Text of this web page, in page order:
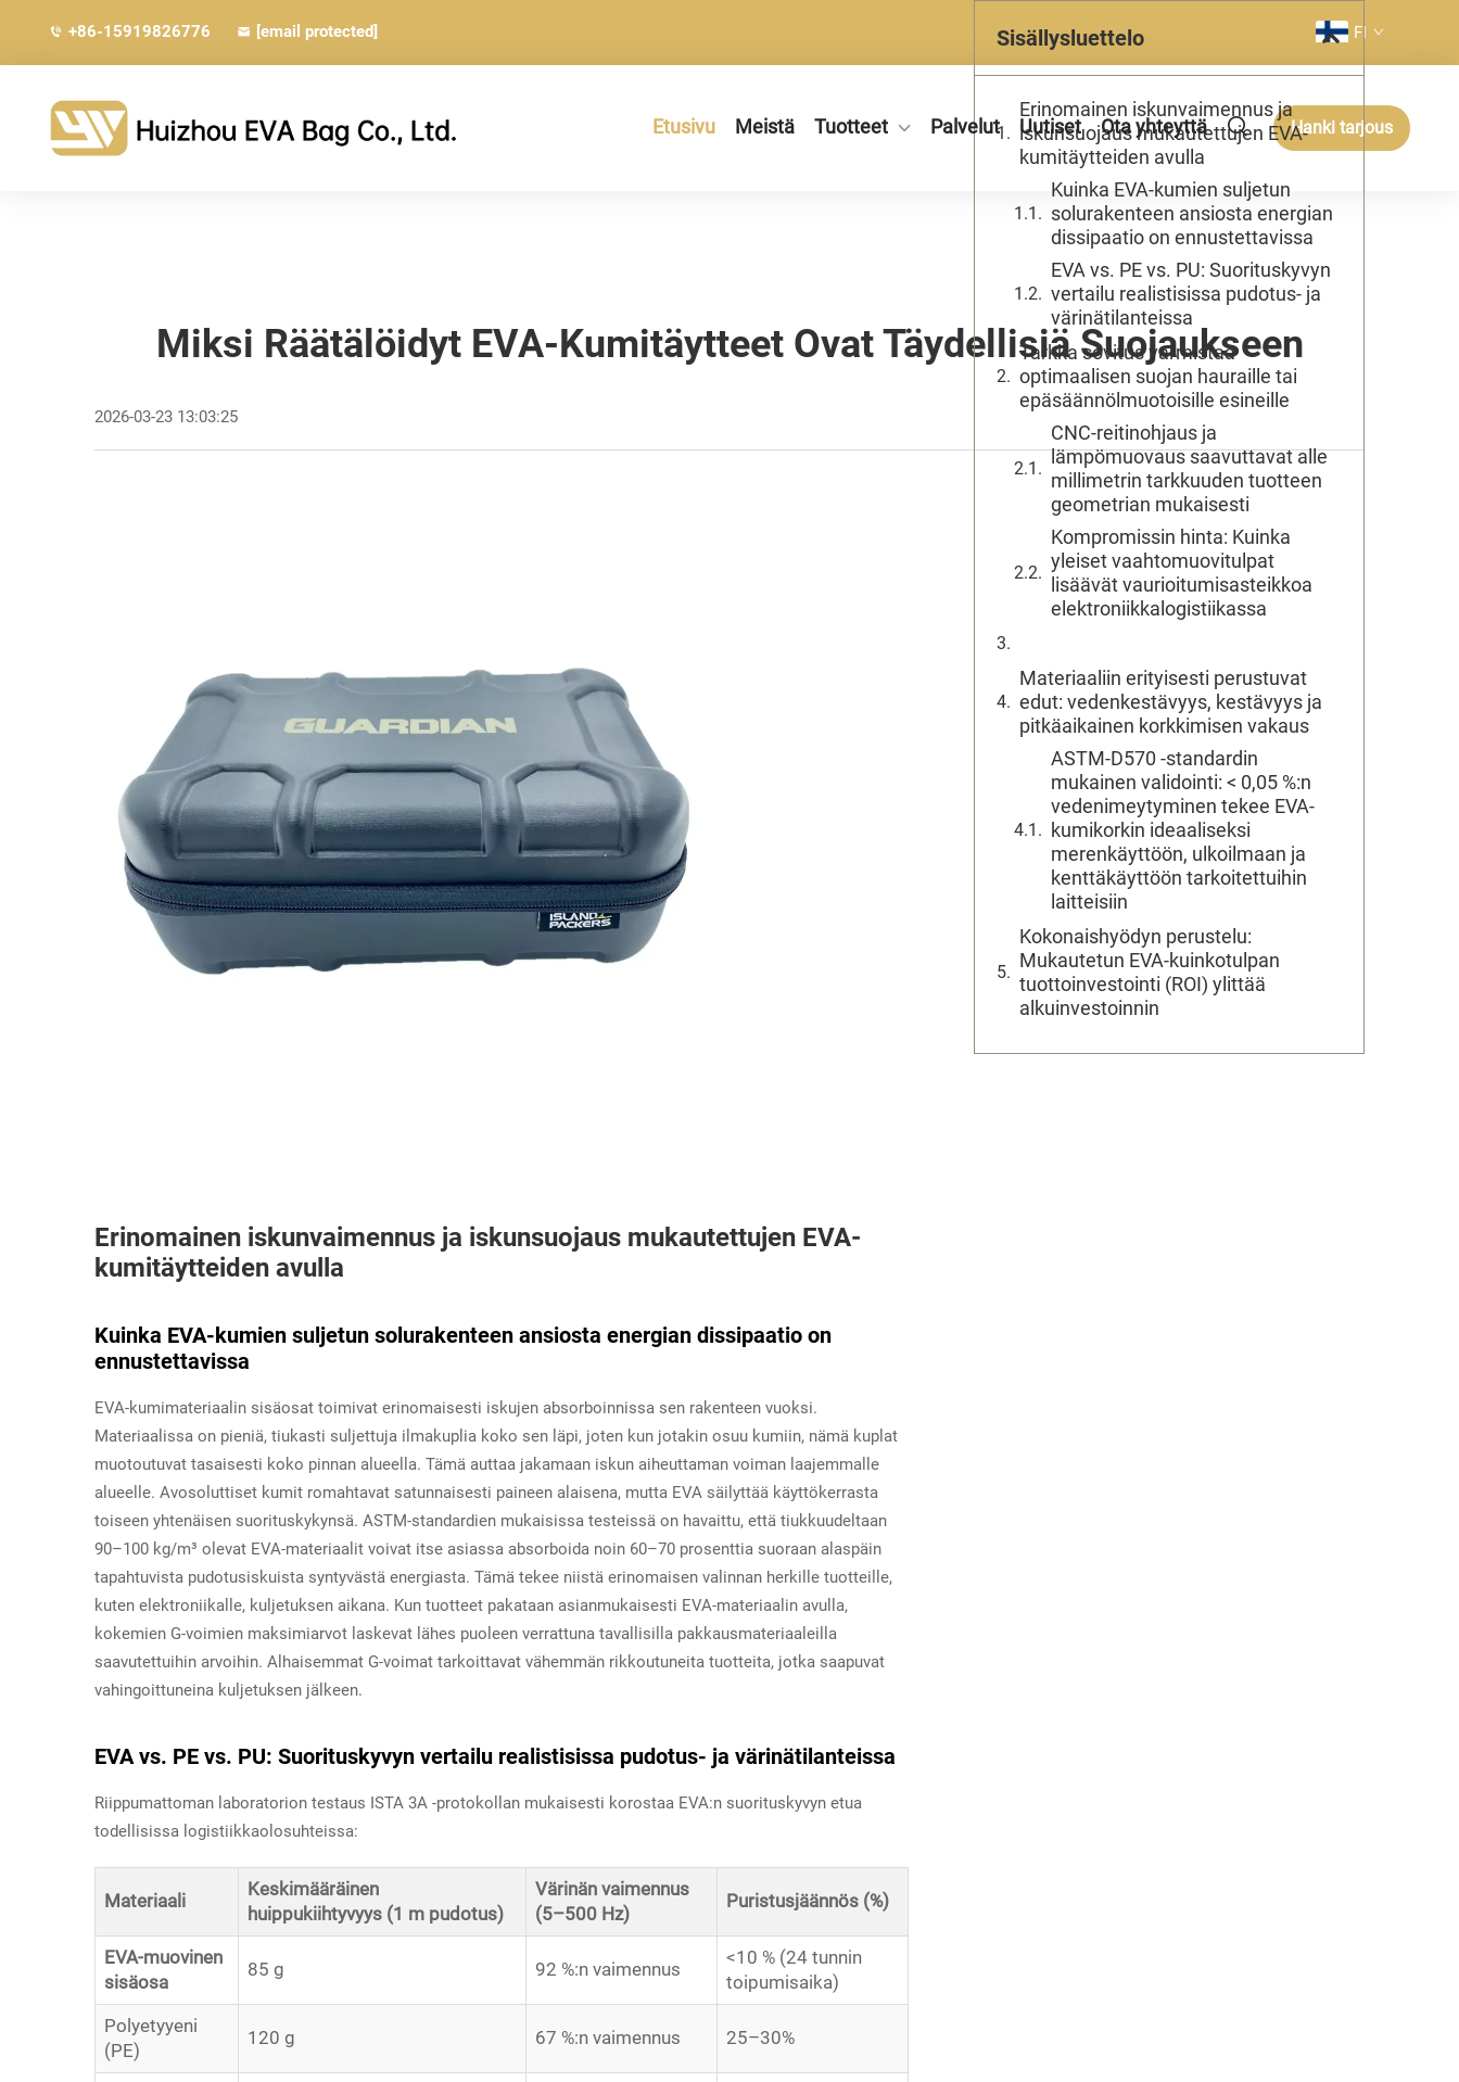
+86-15919826776 [email protected] FI
Etusivu Meistä Tuotteet Palvelut Uutiset Ota yhteyttä Hanki tarjous
Miksi Räätälöidyt EVA-Kumitäytteet Ovat Täydellisiä Suojaukseen
2026-03-23 13:03:25
Erinomainen iskunvaimennus ja iskunsuojaus mukautettujen EVA-
kumitäytteiden avulla
Kuinka EVA-kumien suljetun solurakenteen ansiosta energian dissipaatio on
ennustettavissa
EVA-kumimateriaalin sisäosat toimivat erinomaisesti iskujen absorboinnissa sen rakenteen vuoksi.
Materiaalissa on pieniä, tiukasti suljettuja ilmakuplia koko sen läpi, joten kun jotakin osuu kumiin, nämä kuplat
muotoutuvat tasaisesti koko pinnan alueella. Tämä auttaa jakamaan iskun aiheuttaman voiman laajemmalle
alueelle. Avosoluttiset kumit romahtavat satunnaisesti paineen alaisena, mutta EVA säilyttää käyttökerrasta
toiseen yhtenäisen suorituskykynsä. ASTM-standardien mukaisissa testeissä on havaittu, että tiukkuudeltaan
90–100 kg/m³ olevat EVA-materiaalit voivat itse asiassa absorboida noin 60–70 prosenttia suoraan alaspäin
tapahtuvista pudotusiskuista syntyvästä energiasta. Tämä tekee niistä erinomaisen valinnan herkille tuotteille,
kuten elektroniikalle, kuljetuksen aikana. Kun tuotteet pakataan asianmukaisesti EVA-materiaalin avulla,
kokemien G-voimien maksimiarvot laskevat lähes puoleen verrattuna tavallisilla pakkausmateriaaleilla
saavutettuihin arvoihin. Alhaisemmat G-voimat tarkoittavat vähemmän rikkoutuneita tuotteita, jotka saapuvat
vahingoittuneina kuljetuksen jälkeen.
EVA vs. PE vs. PU: Suorituskyvyn vertailu realistisissa pudotus- ja värinätilanteissa
Riippumattoman laboratorion testaus ISTA 3A -protokollan mukaisesti korostaa EVA:n suorituskyvyn etua
todellisissa logistiikkaolosuhteissa:
Materiaali
Keskimääräinen
huippukiihtyvyys (1 m pudotus)
Värinän vaimennus
(5–500 Hz)
Puristusjäännös (%)
EVA-muovinen
sisäosa
85 g 92 %:n vaimennus
<10 % (24 tunnin
toipumisaika)
Polyetyyeni
(PE)
120 g 67 %:n vaimennus 25–30%
Sisällysluettelo
Erinomainen iskunvaimennus ja
iskunsuojaus mukautettujen EVA-
kumitäytteiden avulla
Kuinka EVA-kumien suljetun
solurakenteen ansiosta energian
dissipaatio on ennustettavissa
EVA vs. PE vs. PU: Suorituskyvyn
vertailu realistisissa pudotus- ja
värinätilanteissa
Tarkka sovitus varmistaa
optimaalisen suojan hauraille tai
epäsäännölmuotoisille esineille
CNC-reitinohjaus ja
lämpömuovaus saavuttavat alle
millimetrin tarkkuuden tuotteen
geometrian mukaisesti
Kompromissin hinta: Kuinka
yleiset vaahtomuovitulpat
lisäävät vaurioitumisasteikkoa
elektroniikkalogistiikassa
Materiaaliin erityisesti perustuvat
edut: vedenkestävyys, kestävyys ja
pitkäaikainen korkkimisen vakaus
ASTM-D570 -standardin
mukainen validointi: < 0,05 %:n
vedenimeytyminen tekee EVA-
kumikorkin ideaaliseksi
merenkäyttöön, ulkoilmaan ja
kenttäkäyttöön tarkoitettuihin
laitteisiin
Kokonaishyödyn perustelu:
Mukautetun EVA-kuinkotulpan
tuottoinvestointi (ROI) ylittää
alkuinvestoinnin